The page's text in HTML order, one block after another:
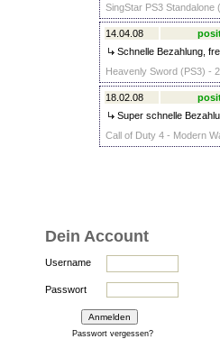
SingStar PS3 Standalone
14.04.08
Schnelle Bezahlung,
Heavenly Sword (PS3) -
18.02.08
Super schnelle
Call of Duty 4 - Modern
Dein Account
Username
Passwort
Passwort vergessen?